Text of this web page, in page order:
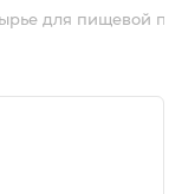
для пищевой